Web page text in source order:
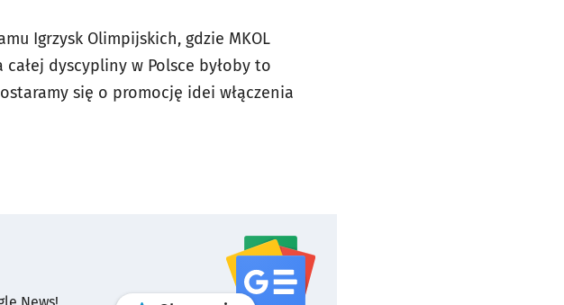
Igrzysk Olimpijskich, gdzie MKOL
dyscypliny w Polsce byłoby to
się o promocję idei włączenia